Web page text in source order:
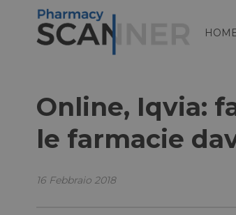
Online, Iqvia:
le farmacie
16 Febbraio 2018